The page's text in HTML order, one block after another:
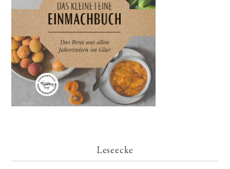
Leseecke